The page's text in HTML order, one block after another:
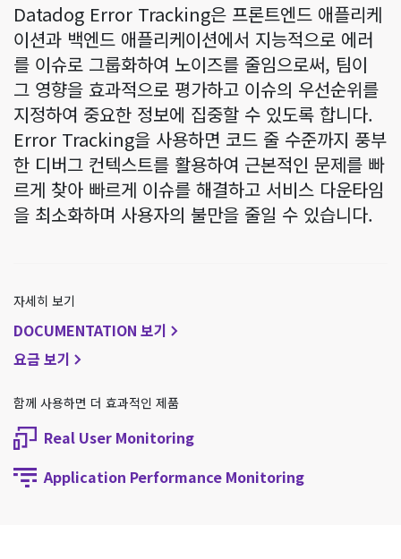
Datadog Error Tracking은 프론트엔드 애플리케
이션과 백엔드 애플리케이션에서 지능적으로 에러
를 이슈로 그룹화하여 노이즈를 줄임으로써, 팀이
그 영향을 효과적으로 평가하고 이슈의 우선순위를
지정하여 중요한 정보에 집중할 수 있도록 합니다.
Error Tracking을 사용하면 코드 줄 수준까지 풍부
한 디버그 컨텍스트를 활용하여 근본적인 문제를 빠
르게 찾아 빠르게 이슈를 해결하고 서비스 다운타임
을 최소화하며 사용자의 불만을 줄일 수 있습니다.
자세히 보기
DOCUMENTATION 보기
요금 보기
함께 사용하면 더 효과적인 제품
Real User Monitoring
Application Performance Monitoring